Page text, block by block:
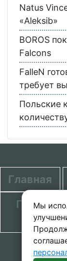
Мы
Natus
«Aleksib»
BOROS
Falcons
FalleN
требует
Польские
Главная
© 2020-